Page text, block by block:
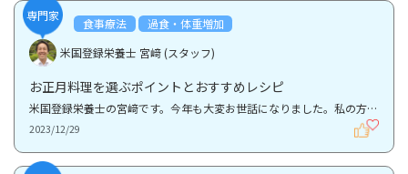
専門家
食事療法
過食・体重増加
米国登録栄養士 宮﨑 (スタッフ)
お正月料理を選ぶポイントとおすすめレシピ
米国登録栄養士の宮﨑です。今年も大変お世話になりました。私の方の今年度最後の投稿はグッテレシピで...
2023/12/29